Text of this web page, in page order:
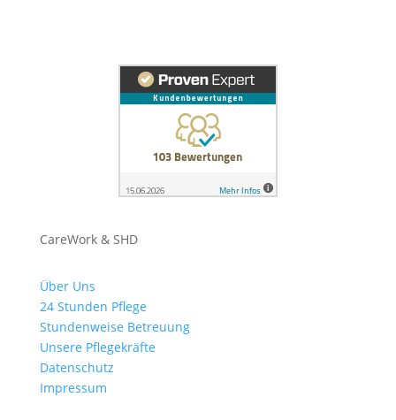
CareWork & SHD
Über Uns
24 Stunden Pflege
Stundenweise Betreuung
Unsere Pflegekräfte
Datenschutz
Impressum